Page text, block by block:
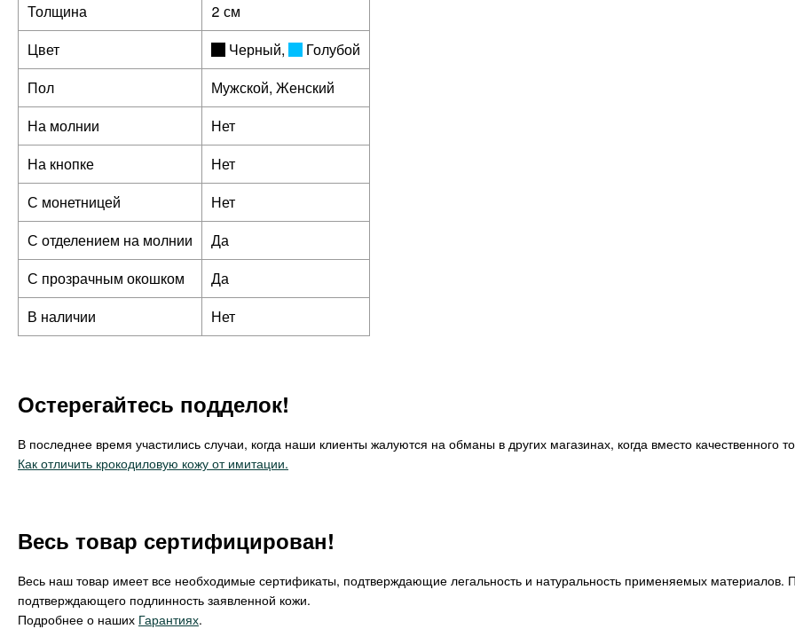
Толщина
2 см
Цвет
Черный,
Голубой
Пол
Мужской, Женский
На молнии
Нет
На кнопке
Нет
С монетницей
Нет
С отделением на молнии
Да
С прозрачным окошком
Да
В наличии
Нет
Остерегайтесь подделок!
В последнее время участились случаи, когда наши клиенты жалуются на обманы в других магазинах, когда вместо
Как отличить крокодиловую кожу от имитации.
Весь товар сертифицирован!
Весь наш товар имеет все необходимые сертификаты, подтверждающие легальность и натуральность применяемых
подтверждающего подлинность заявленной кожи.
Подробнее о наших Гарантиях.